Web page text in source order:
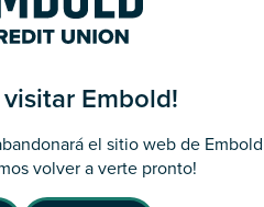
visitar Embold!
el sitio web de Embold
volver a verte pronto!